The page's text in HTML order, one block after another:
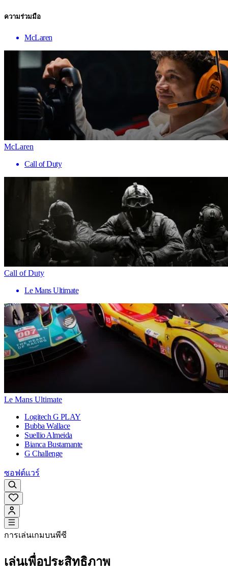
ความร่วมมือ
McLaren
McLaren
Call of Duty
Call of Duty
Le Mans Ultimate
Le Mans Ultimate
Logitech G PLAY
Bubba Wallace
Suellio Almeida
Bianca Bustamante
G Challenge
ซอฟต์แวร์
การเล่นเกมบนพีซี
เล่นเพื่อประสิทธิภาพ